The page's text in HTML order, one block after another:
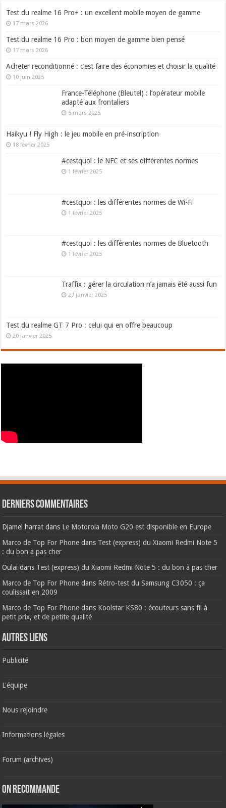
Test du realme 16 Pro+ : un excellent mobile moyen de gamme
17 mars 2026
Test du realme 16 Pro : bon moyen de gamme bien pensé
17 mars 2026
Acheter reconditionné : c’est faire des économies et choisir la qualité
10 juin 2025
France-Téléphone (Bleutel) : l’opérateur mobile
adapté aux frontaliers
5 mars 2025
Haikyu ! Fly High : le jeu mobile en pré-inscription
18 février 2025
#cestquoi : le NFC et ses différentes normes
1 février 2025
#cestquoi : les différentes normes de Wi-Fi
1 février 2025
#cestquoi : les différentes normes de Bluetooth
1 février 2025
Traffix : gérer la circulation n’a jamais été aussi fun
27 janvier 2025
Test du realme GT 7 Pro : celui qui en offre beaucoup
20 janvier 2025
Derniers commentaires
Djamel harrat dans Le Motorola Moto G20 est disponible en Europe
Marco de Top For Phone dans Test (express) du Xiaomi Redmi Note 5
: du bon à pas cher
Oulaïdans Test (express) du Xiaomi Redmi Note 5 : du bon à pas cher
Marco de Top For Phone dans Rétro-test du Samsung C3050 : ça
coulissait en 2009
Marco de Top For Phone dans Koolstar KS80 : écouteurs sans fil à
petit prix, et de petite qualité
AUTRES LIENS
Publicité
L'équipe
Nous rejoindre
Informations légales
Forum (archives)
ON RECOMMANDE